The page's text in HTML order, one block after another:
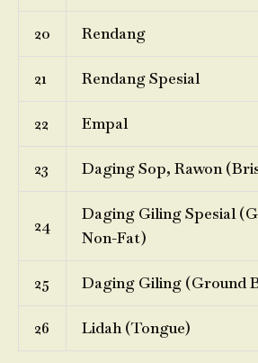
20 Rendang
21 Rendang Spesial
22 Empal
23 Daging Sop, Rawon
24
Daging Giling Spesial
Non-Fat)
25 Daging Giling (Ground
26 Lidah (Tongue)